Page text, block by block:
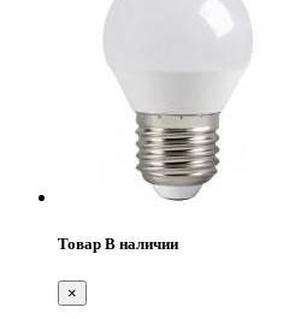
Товар В наличии
×